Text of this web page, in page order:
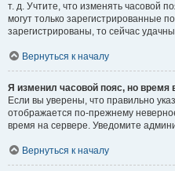
т. д. Учтите, что изменять часовой
могут только зарегистрированные
зарегистрированы, то сейчас
Вернуться к началу
Я изменил часовой пояс, но время
Если вы уверены, что правильно
отображается по-прежнему
время на сервере. Уведомите
Вернуться к началу